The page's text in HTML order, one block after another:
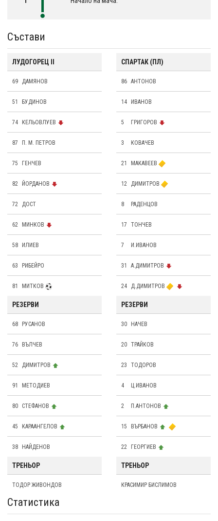
Състави
ЛУДОГОРЕЦ II
69 ДАМЯНОВ
51 БУДИНОВ
74 КЕЛЬОВЛУЕВ
87 П. М. ПЕТРОВ
75 ГЕНЧЕВ
82 ЙОРДАНОВ
72 ДОСТ
62 МИНКОВ
58 ИЛИЕВ
63 РИБЕЙРО
81 МИТКОВ
РЕЗЕРВИ
68 РУСАНОВ
76 ВЪЛЧЕВ
52 ДИМИТРОВ
91 МЕТОДИЕВ
80 СТЕФАНОВ
45 КАРААНГЕЛОВ
38 НАЙДЕНОВ
СПАРТАК (ПЛ)
86 АНТОНОВ
14 ИВАНОВ
5 ГРИГОРОВ
3 КОВАЧЕВ
21 МАКАВЕЕВ
12 ДИМИТРОВ
8 РАДЕНЦОВ
17 ТОНЧЕВ
7 И.ИВАНОВ
31 A.ДИМИТРОВ
24 Д.ДИМИТРОВ
РЕЗЕРВИ
30 НАЧЕВ
20 ТРАЙКОВ
23 ТОДОРОВ
4 Ц.ИВАНОВ
2 П.АНТОНОВ
15 ВЪРБАНОВ
22 ГЕОРГИЕВ
ТРЕНЬОР
ТОДОР ЖИВОНДОВ
ТРЕНЬОР
КРАСИМИР БИСЛИМОВ
Статистика